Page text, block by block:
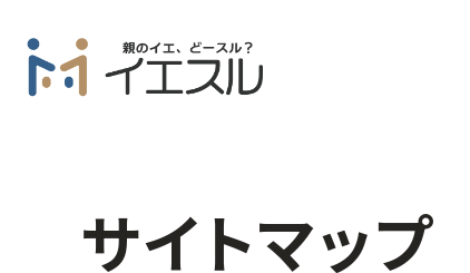
サイトマップ